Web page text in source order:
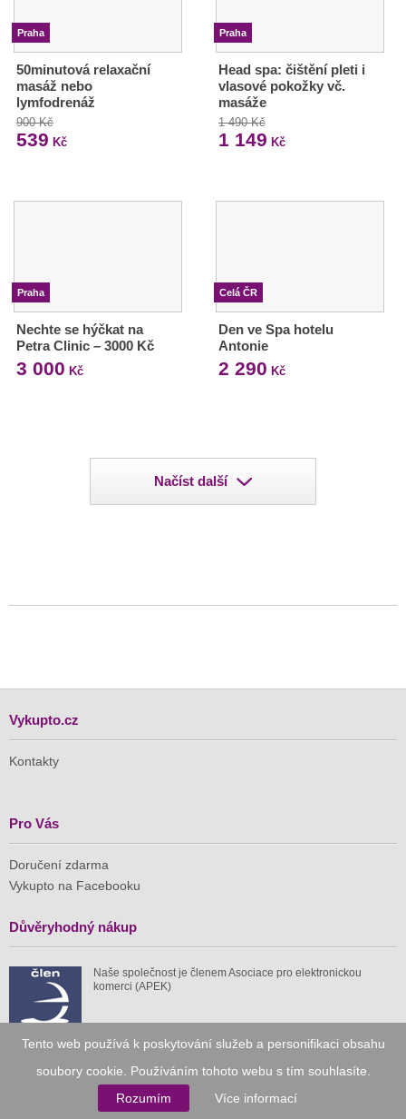
Tento web používá k poskytování služeb a personifikaci obsahu
soubory cookie. Používáním tohoto webu s tím souhlasíte.
Rozumím
Více informací
Praha
50minutová relaxační
masáž nebo
lymfodrenáž
900 Kč
539 Kč
Praha
Head spa: čištění pleti i
vlasové pokožky vč.
masáže
1 490 Kč
1 149 Kč
Praha
Nechte se hýčkat na
Petra Clinic – 3000 Kč
3 000 Kč
Celá ČR
Den ve Spa hotelu
Antonie
2 290 Kč
Načíst další
Vykupto.cz
Kontakty
Pro Vás
Doručení zdarma
Vykupto na Facebooku
Důvěryhodný nákup
Naše společnost je členem Asociace pro elektronickou
komerci (APEK)
Již od roku 2010